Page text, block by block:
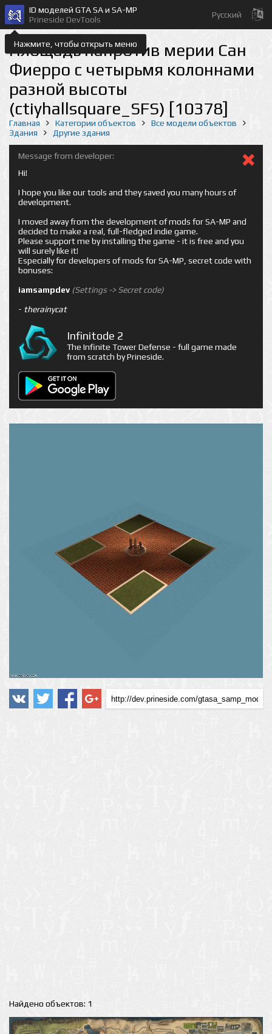
Нажмите, чтобы открыть меню
ID моделей GTA SA и SA-MP
Prineside DevTools
Русский
Площадь напротив мерии Сан
Фиерро с четырьмя колоннами
разной высоты
(ctiyhallsquare_SFS) [10378]
Главная Категории объектов
Все модели объектов
Здания
Другие здания
Message from developer:
Hi!
I hope you like our tools and they saved you many hours of
development.
I moved away from the development of mods for SA-MP and
decided to make a real, full-fledged indie game.
Please support me by installing the game - it is free and you
will surely like it!
Especially for developers of mods for SA-MP, secret code with
bonuses:
iamsampdev (Settings -> Secret code)
- therainycat
Infinitode 2
The Infinite Tower Defense - full game made
from scratch by Prineside.
Найдено объектов: 1